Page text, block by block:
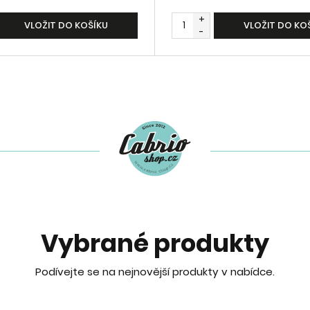
VLOŽIT DO KOŠÍKU
+
-
VLOŽIT DO
Vybrané produkty
Podívejte se na nejnovější produkty v nabídce.